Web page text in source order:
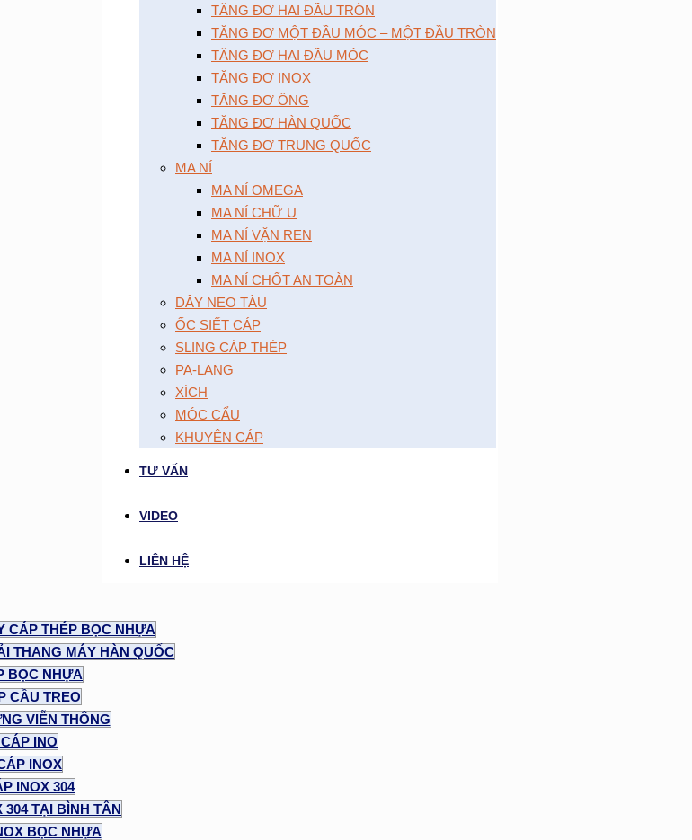
TĂNG ĐƠ HAI ĐẦU TRÒN
TĂNG ĐƠ MỘT ĐẦU MÓC – MỘT ĐẦU TRÒN
TĂNG ĐƠ HAI ĐẦU MÓC
TĂNG ĐƠ INOX
TĂNG ĐƠ ỐNG
TĂNG ĐƠ HÀN QUỐC
TĂNG ĐƠ TRUNG QUỐC
MA NÍ
MA NÍ OMEGA
MA NÍ CHỮ U
MA NÍ VẶN REN
MA NÍ INOX
MA NÍ CHỐT AN TOÀN
DÂY NEO TÀU
ỐC SIẾT CÁP
SLING CÁP THÉP
PA-LANG
XÍCH
MÓC CẨU
KHUYÊN CÁP
TƯ VẤN
VIDEO
LIÊN HỆ
CÁP THÉP BỌC NHỰA
THANG MÁY HÀN QUỐC
BỌC NHỰA
CẦU TREO
VIỄN THÔNG
INO
INOX
INOX 304
304 TẠI BÌNH TÂN
BỌC NHỰA